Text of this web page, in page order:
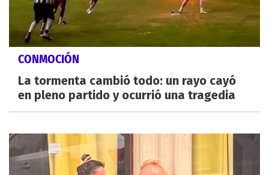
CONMOCIÓN
La tormenta cambió todo: un rayo cayó
en pleno partido y ocurrió una tragedia